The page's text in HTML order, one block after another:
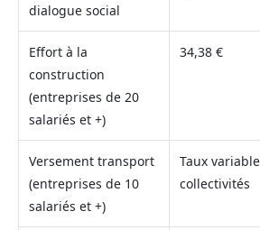
dialogue social
Effort à la
construction
(entreprises de 20
salariés et +)
34,38 €
Versement transport
(entreprises de 10
salariés et +)
Taux
collectivités